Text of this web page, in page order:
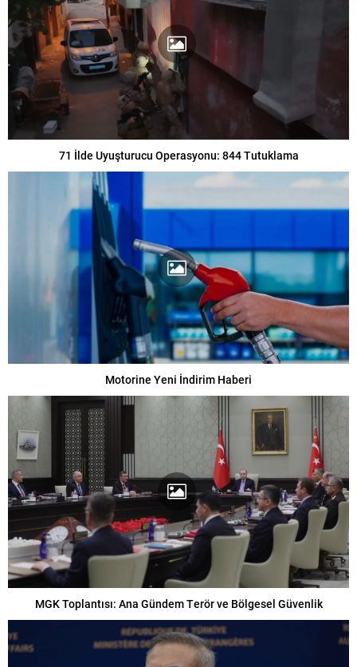
71 İlde Uyuşturucu Operasyonu: 844 Tutuklama
Motorine Yeni İndirim Haberi
MGK Toplantısı: Ana Gündem Terör ve Bölgesel Güvenlik